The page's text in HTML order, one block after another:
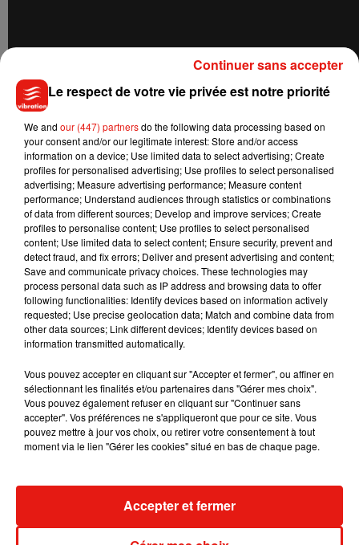
Il est vrai que Jamie Foxx et Katie Holmes sont toujours
restés très discrets sur leur relation. Et il faut croire, après
visionnage de ces images, qu’ils ne sont pas prêts à changer
leurs habitudes.
Musique
Julien Lieb s’essaye à la vie de chatelain
dans son nouveau clip
Le respect de votre vie privée est notre priorité
We and our (447) partnersdo the following data processing based on
your consent and/or our legitimate interest: Store and/or access
information on a device; Use limited data to select advertising; Create
profiles for personalised advertising; Use profiles to select personalised
advertising; Measure advertising performance; Measure content
performance; Understand audiences through statistics or combinations
of data from different sources; Develop and improve services; Create
profiles to personalise content; Use profiles to select personalised
content; Use limited data to select content; Ensure security, prevent and
detect fraud, and fix errors; Deliver and present advertising and content;
Save and communicate privacy choices. These technologies may
process personal data such as IP address and browsing data to offer
following functionalities: Identify devices based on information actively
requested; Use precise geolocation data; Match and combine data from
other data sources; Link different devices; Identify devices based on
information transmitted automatically.
Vous pouvez accepter en cliquant sur "Accepter et fermer", ou affiner en
sélectionnant les finalités et/ou partenaires dans "Gérer mes choix".
Vous pouvez également refuser en cliquant sur "Continuer sans
accepter". Vos préférences ne s'appliqueront que pour ce site. Vous
pouvez mettre à jour vos choix, ou retirer votre consentement à tout
moment via le lien "Gérer les cookies" situé en bas de chaque page.
Accepter et fermer
Continuer sans accepter